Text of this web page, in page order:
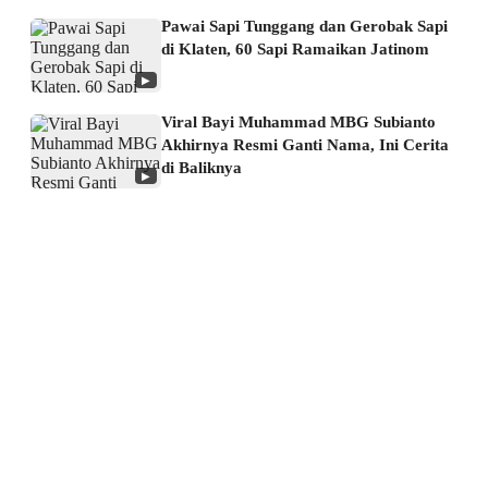
▶
Pawai Sapi Tunggang dan Gerobak Sapi
di Klaten, 60 Sapi Ramaikan Jatinom
▶
Viral Bayi Muhammad MBG Subianto
Akhirnya Resmi Ganti Nama, Ini Cerita
di Baliknya